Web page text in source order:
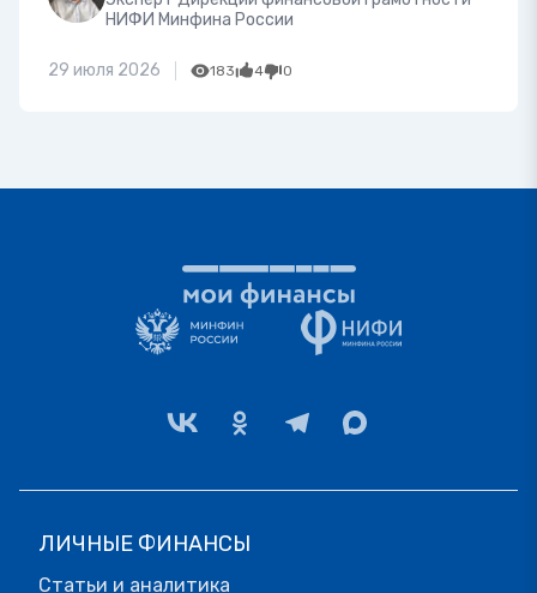
НИФИ Минфина России
29 июля 2026 183 4 0
ЛИЧНЫЕ ФИНАНСЫ
Статьи и аналитика